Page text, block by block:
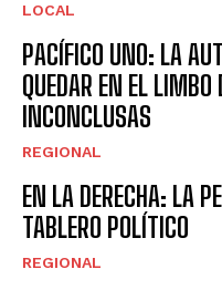
LOCAL
PACÍFICO UNO: LA
QUEDAR EN EL LIMBO
INCONCLUSAS
REGIONAL
EN LA DERECHA: LA
TABLERO POLÍTICO
REGIONAL